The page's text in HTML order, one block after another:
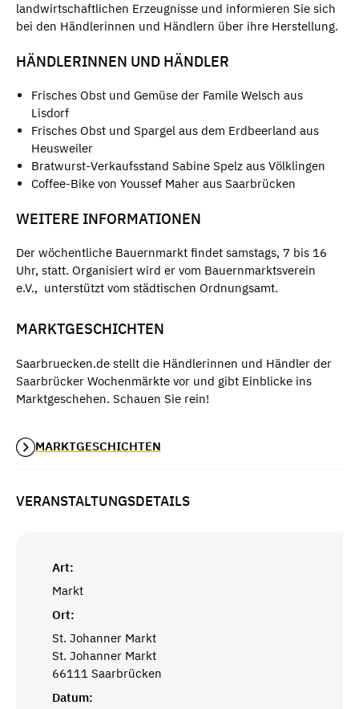
landwirtschaftlichen Erzeugnisse und informieren Sie sich
bei den Händlerinnen und Händlern über ihre Herstellung.
HÄNDLERINNEN UND HÄNDLER
Frisches Obst und Gemüse der Famile Welsch aus
Lisdorf
Frisches Obst und Spargel aus dem Erdbeerland aus
Heusweiler
Bratwurst-Verkaufsstand Sabine Spelz aus Völklingen
Coffee-Bike von Youssef Maher aus Saarbrücken
WEITERE INFORMATIONEN
Der wöchentliche Bauernmarkt findet samstags, 7 bis 16
Uhr, statt. Organisiert wird er vom Bauernmarktsverein
e.V., unterstützt vom städtischen Ordnungsamt.
MARKTGESCHICHTEN
Saarbruecken.de stellt die Händlerinnen und Händler der
Saarbrücker Wochenmärkte vor und gibt Einblicke ins
Marktgeschehen. Schauen Sie rein!
MARKTGESCHICHTEN
VERANSTALTUNGSDETAILS
Art:
Markt
Ort:
St. Johanner Markt
St. Johanner Markt
66111 Saarbrücken
Datum: